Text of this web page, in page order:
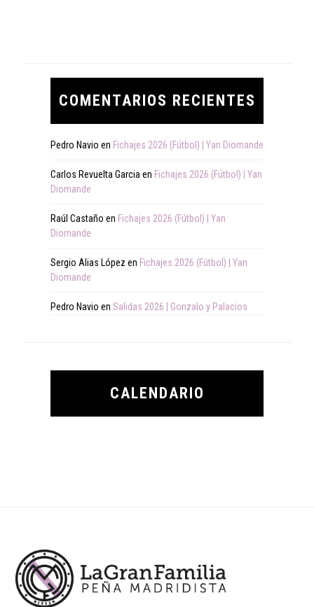
COMENTARIOS RECIENTES
Pedro Navio en Fichajes 2026 (Fútbol) | Yan Diomande
Carlos Revuelta Garcia en Fichajes 2026 (Fútbol) | Yan
Diomande
Raúl Castaño en Fichajes 2026 (Fútbol) | Yan
Diomande
Sergio Alias López en Fichajes 2026 (Fútbol) | Yan
Diomande
Pedro Navio en Salidas 2026 | Gonzalo y Palacios
CALENDARIO